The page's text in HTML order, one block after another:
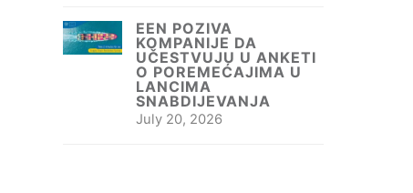
EEN POZIVA
KOMPANIJE DA
UČESTVUJU U ANKETI
O POREMEĆAJIMA U
LANCIMA
SNABDIJEVANJA
July 20, 2026